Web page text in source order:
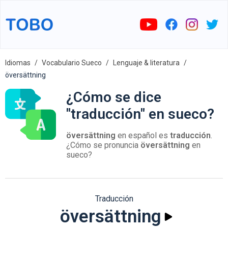
Idiomas Vocabulario Sueco
Lenguaje & literatura
översättning
¿Cómo se dice
"traducción" en sueco?
översättning en español es traducción.
¿Cómo se pronuncia översättning en
sueco?
Traducción
översättning